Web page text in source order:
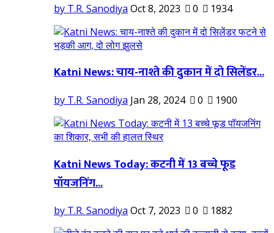
by T.R. Sanodiya Oct 8, 2023 0 1934
Katni News: चाय-नाश्ते की दुकान में दो सिलेंडर...
by T.R. Sanodiya Jan 28, 2024 0 1900
Katni News Today: कटनी में 13 बच्चे फूड
पॉयजनिंग...
by T.R. Sanodiya Oct 7, 2023 0 1882